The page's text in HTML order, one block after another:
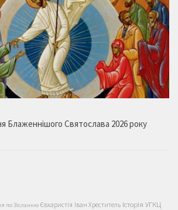
Блаженнішого Святослава 2026 року
по Зісланню Євхаристія Іван Хреститель Історія УГКЦ